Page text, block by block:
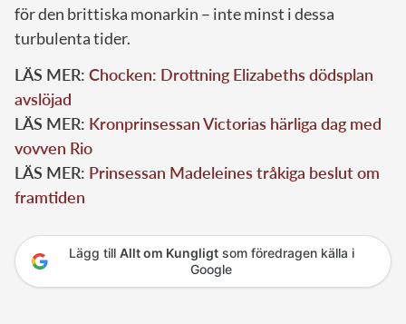
för den brittiska monarkin – inte minst i dessa
turbulenta tider.
LÄS MER: Chocken: Drottning Elizabeths dödsplan
avslöjad
LÄS MER: Kronprinsessan Victorias härliga dag med
vovven Rio
LÄS MER: Prinsessan Madeleines tråkiga beslut om
framtiden
Lägg till Allt om Kungligtsom föredragen källa i
Google